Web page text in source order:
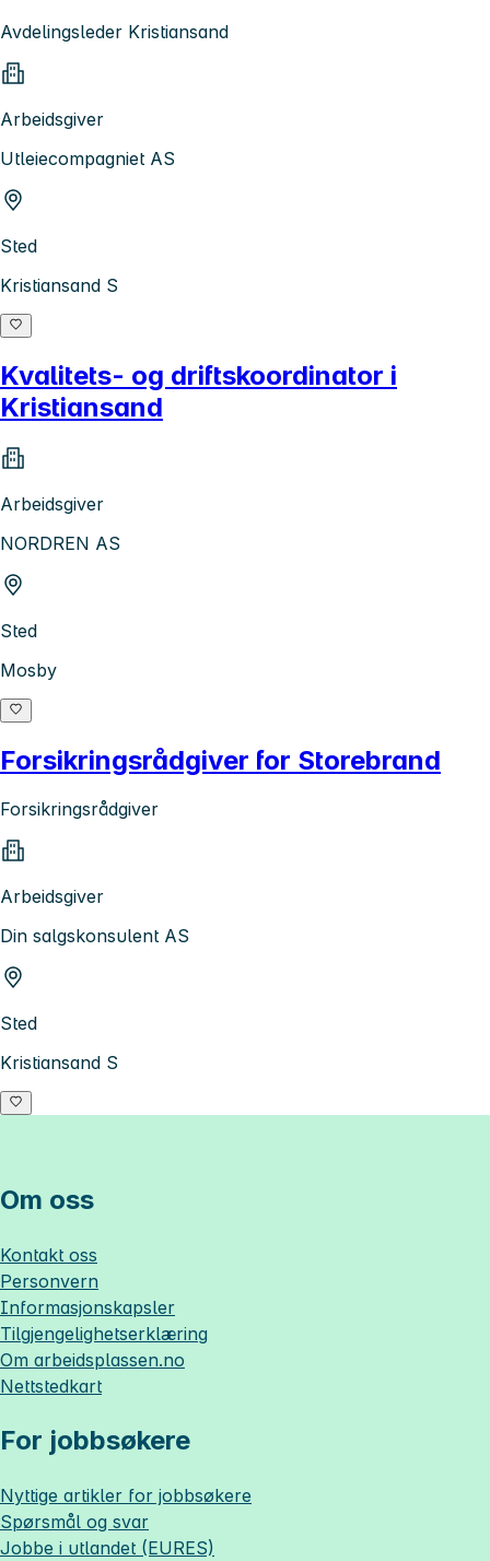
Avdelingsleder Kristiansand
Arbeidsgiver
Utleiecompagniet AS
Sted
Kristiansand S
Kvalitets- og driftskoordinator i
Kristiansand
Arbeidsgiver
NORDREN AS
Sted
Mosby
Forsikringsrådgiver for Storebrand
Forsikringsrådgiver
Arbeidsgiver
Din salgskonsulent AS
Sted
Kristiansand S
Om oss
Kontakt oss
Personvern
Informasjonskapsler
Tilgjengelighetserklæring
Om arbeidsplassen.no
Nettstedkart
For jobbsøkere
Nyttige artikler for jobbsøkere
Spørsmål og svar
Jobbe i utlandet (EURES)